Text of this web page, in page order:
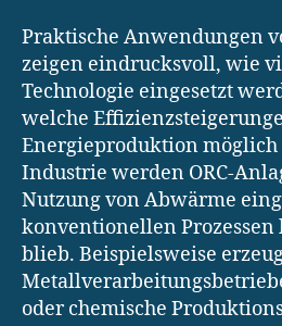
Praktische Anwendungen
zeigen eindrucksvoll, wie
Technologie eingesetzt
welche
Energieproduktion
Industrie werden ORC-
Nutzung von Abwärme
konventionellen Prozessen
blieb. Beispielsweise
oder chemische